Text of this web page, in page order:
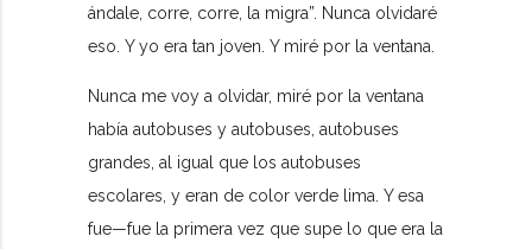
ándale, corre, corre, la migra”. Nunca olvidaré
eso. Y yo era tan joven. Y miré por la ventana.
Nunca me voy a olvidar, miré por la ventana
había autobuses y autobuses, autobuses
grandes, al igual que los autobuses
escolares, y eran de color verde lima. Y esa
fue—fue la primera vez que supe lo que era la